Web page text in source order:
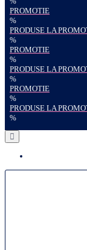
PROMOTIE
%
PRODUSE LA
%
PROMOTIE
%
PRODUSE LA
%
PROMOTIE
%
PRODUSE LA
%